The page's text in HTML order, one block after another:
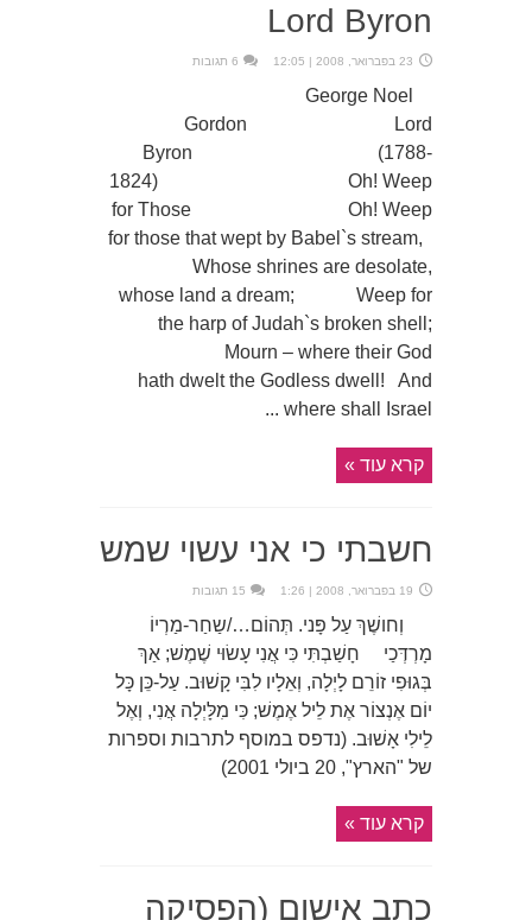
Lord Byron
23 בפברואר, 2008 | 12:05 6 תגובות
George Noel
Gordon Lord
Byron (1788-
1824) Oh! Weep
for Those Oh! Weep
for those that wept by Babel`s stream,
Whose shrines are desolate,
whose land a dream; Weep for
the harp of Judah`s broken shell;
Mourn – where their God
hath dwelt the Godless dwell! And
where shall Israel ...
קרא עוד »
חשבתי כי אני עשוי שמש
19 בפברואר, 2008 | 1:26 15 תגובות
וְחושֶׁךְ עַל פָּני. תְּהוֹם…/שַחַר-מַרְיוֹ
מָרְדְּכַי חָשַׁבְתִּי כִּי אֲנִי עָשׂוּי שֶׁמֶשׁ; אַךְ
בְּגוּפִי זוֹרֵם לָיְלָה, וְאֵלָיו לִבִּי קָשׁוּב. עַל-כֵּן כָּל
יוֹם אֶנְצוֹר אֶת לֵיל אֶמֶשׁ; כִּי מִלָּיְלָה אֲנִי, וְאֶל
לֵילִי אָשׁוּב. (נדפס במוסף לתרבות וספרות
של "הארץ", 20 ביולי 2001)
קרא עוד »
כתב אישום (הפסיקה